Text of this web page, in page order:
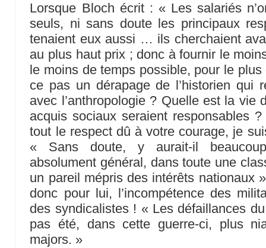
Lorsque Bloch écrit : « Les salariés
seuls, ni sans doute les principaux
tenaient eux aussi … ils cherchaient
au plus haut prix ; donc à fournir le
le moins de temps possible, pour le plus
ce pas un dérapage de l’historien qui
avec l’anthropologie ? Quelle est la vie
acquis sociaux seraient responsables
tout le respect dû à votre courage, je
« Sans doute, y aurait-il
absolument général, dans toute une
un pareil mépris des intérêts nationaux
donc pour lui, l’incompétence des
des syndicalistes ! « Les défaillances
pas été, dans cette guerre-ci, plus
majors. »